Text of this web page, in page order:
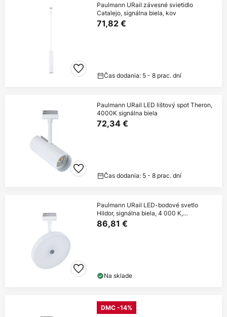
Paulmann URail závesné svietidlo
Catalejo, signálna biela, kov
71,82 €
Čas dodania: 5 - 8 prac. dní
Paulmann URail LED lištový spot Theron,
4000K signálna biela
72,34 €
Čas dodania: 5 - 8 prac. dní
Paulmann URail LED-bodové svetlo
Hildor, signálna biela, 4 000 K,
stmievateľné
86,81 €
Na sklade
DMC -14%